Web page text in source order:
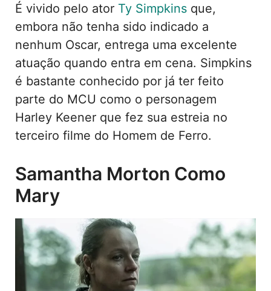
É vivido pelo ator Ty Simpkins que,
embora não tenha sido indicado a
nenhum Oscar, entrega uma excelente
atuação quando entra em cena. Simpkins
é bastante conhecido por já ter feito
parte do MCU como o personagem
Harley Keener que fez sua estreia no
terceiro filme do Homem de Ferro.
Samantha Morton Como
Mary